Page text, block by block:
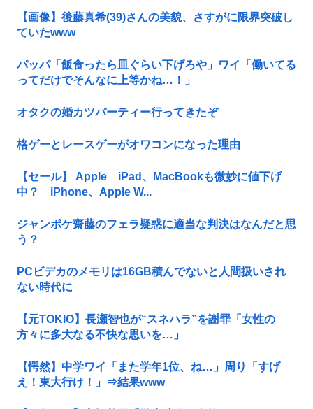
【画像】後藤真希(39)さんの美貌、さすがに限界突破し
ていたwww
パッパ「飯食ったら皿ぐらい下げろや」ワイ「働いてる
ってだけでそんなに上等かね…！」
オタクの婚カツパーティー行ってきたぞ
格ゲーとレースゲーがオワコンになった理由
【セール】 Apple iPad、MacBookも微妙に値下げ
中？ iPhone、Apple W...
ジャンポケ齋藤のフェラ疑惑に適当な判決はなんだと思
う？
PCビデカのメモリは16GB積んでないと人間扱いされ
ない時代に
【元TOKIO】長瀬智也が“スネハラ”を謝罪「女性の
方々に多大なる不快な思いを…」
【愕然】中学ワイ「また学年1位、ね…」周り「すげ
え！東大行け！」⇒結果www